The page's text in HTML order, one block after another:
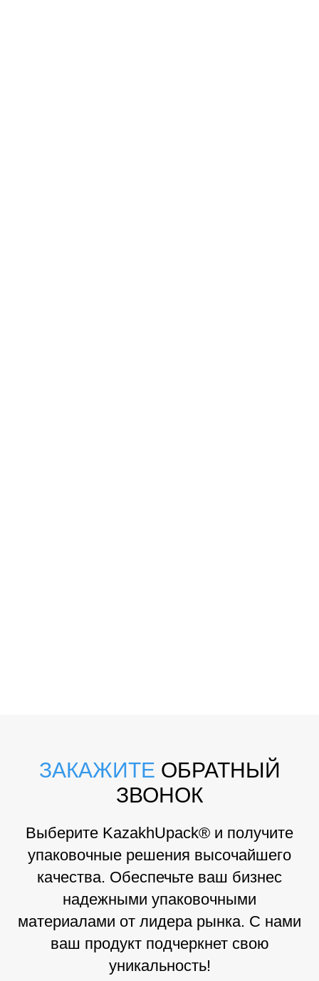
ЗАКАЖИТЕ ОБРАТНЫЙ
ЗВОНОК
Выберите KazakhUpack® и получите
упаковочные решения высочайшего
качества. Обеспечьте ваш бизнес
надежными упаковочными
материалами от лидера рынка. С нами
ваш продукт подчеркнет свою
уникальность!